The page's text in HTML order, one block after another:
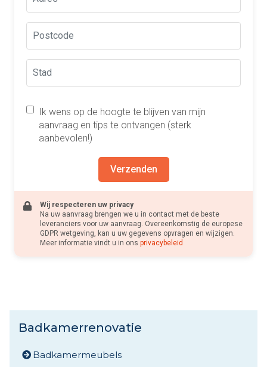
Ik wens op de hoogte te blijven van mijn
aanvraag en tips te ontvangen (sterk
aanbevolen!)
Verzenden
Wij respecteren uw privacy
Na uw aanvraag brengen we u in contact met de beste
leveranciers voor uw aanvraag. Overeenkomstig de europese
GDPR wetgeving, kan u uw gegevens opvragen en wijzigen.
Meer informatie vindt u in ons privacybeleid
Badkamerrenovatie
Badkamermeubels